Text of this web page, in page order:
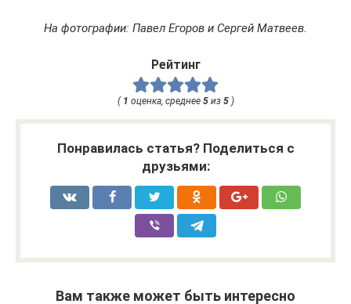
На фотографии: Павел Егоров и Сергей Матвеев.
Рейтинг
( 1 оценка, среднее 5из 5)
Понравилась статья? Поделиться с
друзьями:
Вам также может быть интересно